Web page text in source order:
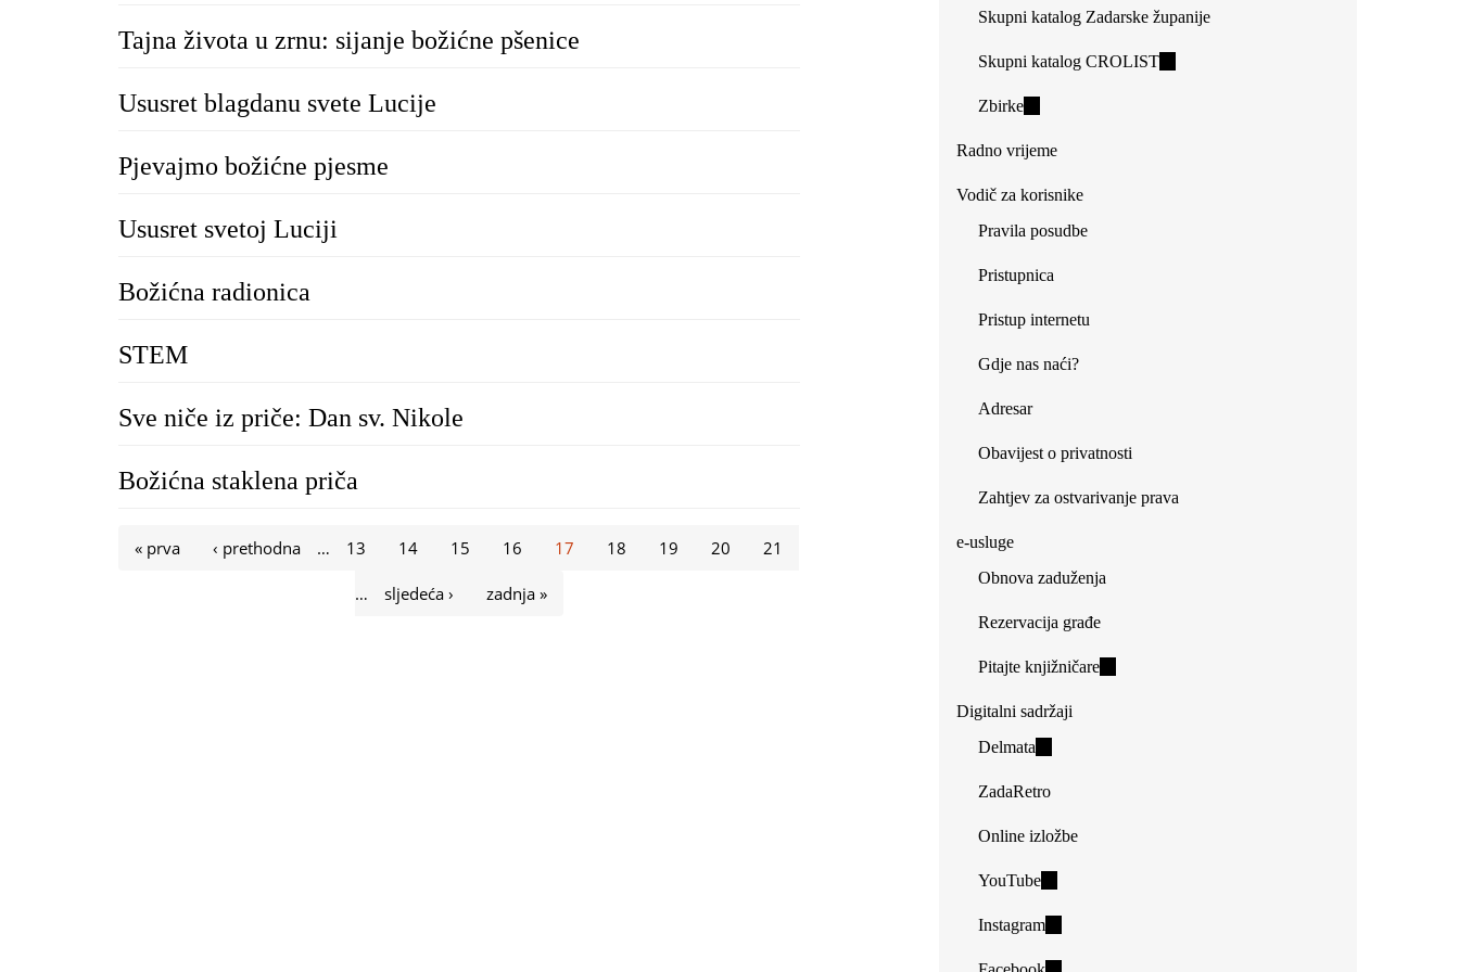
Tajna života u zrnu: sijanje božićne pšenice
Ususret blagdanu svete Lucije
Pjevajmo božićne pjesme
Ususret svetoj Luciji
Božićna radionica
STEM
Sve niče iz priče: Dan sv. Nikole
Božićna staklena priča
Stranice
« prva ‹ prethodna … 13 14 15 16 17 18 19 20 21
… sljedeća › zadnja »
Skupni katalog Zadarske županije
Skupni katalog CROLIST(link
Zbirke(link
external)
Radno vrijeme
Vodič za korisnike
Pravila posudbe
Pristupnica
Pristup internetu
Gdje nas naći?
Adresar
Obavijest o privatnosti
Zahtjev za ostvarivanje prava
e-usluge
Obnova zaduženja
Rezervacija građe
Pitajte knjižničare(link
Digitalni sadržaji
Delmata
external)
ZadaRetro
Online izložbe
YouTube(link
external)
Instagram(link